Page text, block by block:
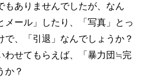
もありませんでしたが、なん
メール」したり、「写真」とっ
で、「引退」なんでしょうか？
わせてもらえば、「暴力団≒完
か？